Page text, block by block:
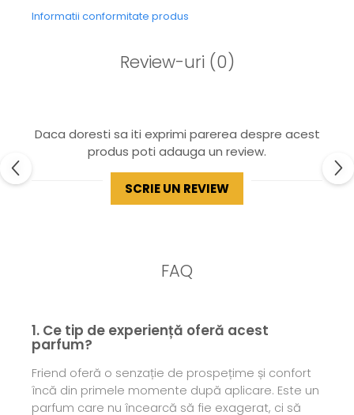
Informatii conformitate produs
Review-uri (0)
Daca doresti sa iti exprimi parerea despre acest
produs poti adauga un review.
SCRIE UN REVIEW
FAQ
1. Ce tip de experiență oferă acest
parfum?
Friend oferă o senzație de prospețime și confort
încă din primele momente după aplicare. Este un
parfum care nu încearcă să fie exagerat, ci să